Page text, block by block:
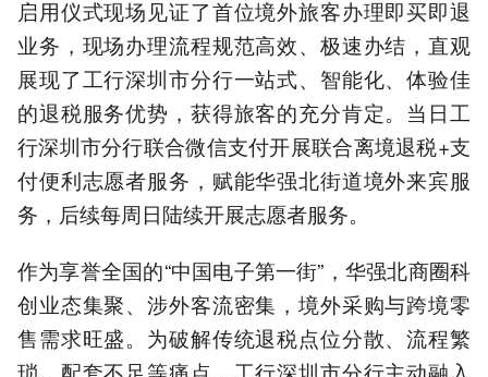
启用仪式现场见证了首位境外旅客办理即买即退
业务，现场办理流程规范高效、极速办结，直观
展现了工行深圳市分行一站式、智能化、体验佳
的退税服务优势，获得旅客的充分肯定。当日工
行深圳市分行联合微信支付开展联合离境退税+支
付便利志愿者服务，赋能华强北街道境外来宾服
务，后续每周日陆续开展志愿者服务。
作为享誉全国的“中国电子第一街”，华强北商圈科
创业态集聚、涉外客流密集，境外采购与跨境零
售需求旺盛。为破解传统退税点位分散、流程繁
琐、配套不足等痛点，工行深圳市分行主动融入